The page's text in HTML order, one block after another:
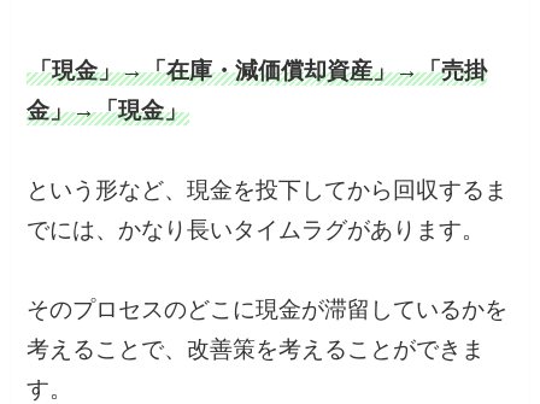
「現金」→「在庫・減価償却資産」→「売掛
金」→「現金」
という形など、現金を投下してから回収するま
でには、かなり長いタイムラグがあります。
そのプロセスのどこに現金が滞留しているかを
考えることで、改善策を考えることができま
す。